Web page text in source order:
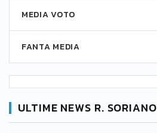
MEDIA VOTO
FANTA MEDIA
ULTIME NEWS R. SORIANO